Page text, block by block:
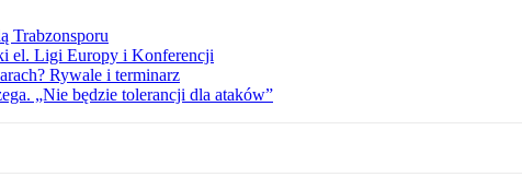
Trabzonsporu
el. Ligi Europy i Konferencji
Rywale i terminarz
„Nie będzie tolerancji dla ataków”